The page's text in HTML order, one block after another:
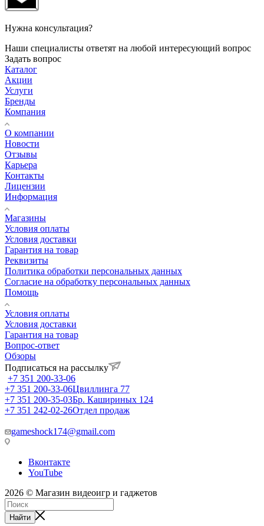
Нужна консультация?
Наши специалисты ответят на любой интересующий вопрос
Задать вопрос
Каталог
Акции
Услуги
Бренды
Компания
О компании
Новости
Отзывы
Карьера
Контакты
Лицензии
Информация
Магазины
Условия оплаты
Условия доставки
Гарантия на товар
Реквизиты
Политика обработки персональных данных
Согласие на обработку персональных данных
Помощь
Условия оплаты
Условия доставки
Гарантия на товар
Вопрос-ответ
Обзоры
Подписаться на рассылку
+7 351 200-33-06
+7 351 200-33-06Цвиллинга 77
+7 351 200-35-03Бр. Кашириных 124
+7 351 242-02-26Отдел продаж
gameshock174@gmail.com
Вконтакте
YouTube
2026 © Магазин видеоигр и гаджетов
Найти